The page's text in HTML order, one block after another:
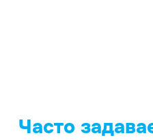
Часто